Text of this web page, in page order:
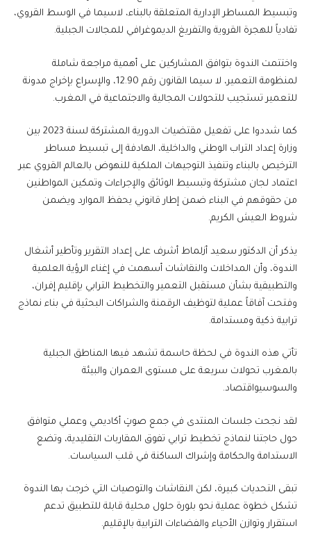
وتبسيط المساطر الإدارية المتعلقة بالبناء، لاسيما في الوسط القروي،
تفادياً للهجرة القروية والتفريغ الديموغرافي للمجالات الجبلية.
واختتمت الندوة بتوافق المشاركين على أهمية مراجعة شاملة
لمنظومة التعمير، لا سيما القانون رقم 12.90، والإسراع بإخراج مدونة
للتعمير تستجيب للتحولات المجالية والاجتماعية في المغرب.
كما شددوا على تفعيل مقتضيات الدورية المشتركة لسنة 2023 بين
وزارة إعداد التراب الوطني والداخلية، الهادفة إلى تبسيط مساطر
الترخيص بالبناء وتنفيذ التوجيهات الملكية للنهوض بالعالم القروي عبر
اعتماد لجان مشتركة وتبسيط الوثائق والإجراءات وتمكين المواطنين
من حقوقهم في البناء ضمن إطار قانوني يحفظ الموارد ويضمن
شروط العيش الكريم.
يذكر أن الدكتور سعيد أزلماط أشرف على إعداد التقرير وتأطير أشغال
الندوة، وأن المداخلات والنقاشات أسهمت في إغناء الرؤية العلمية
والتطبيقية بشأن مستقبل التعمير والتخطيط الترابي بإقليم إفران،
وفتحت آفاقاً عملية لتوظيف الرقمنة والشراكات البحثية في بناء نماذج
ترابية ذكية ومستدامة.
تأتي هذه الندوة في لحظة حاسمة تشهد فيها المناطق الجبلية
بالمغرب تحولات سريعة على مستوى العمران والبيئة
والسوسيواقتصاد.
لقد نجحت جلسات المنتدى في جمع صوتٍ أكاديمي وعملي متوافق
حول حاجتنا لنماذج تخطيط ترابي تفوق المقاربات التقليدية، وتضع
الاستدامة والحكامة وإشراك الساكنة في قلب السياسات.
تبقى التحديات كبيرة، لكن النقاشات والتوصيات التي خرجت بها الندوة
تشكل خطوة عملية نحو بلورة حلول محلية قابلة للتطبيق تدعم
استقرار وتوازن الأحياء والفضاءات الترابية بالإقليم.